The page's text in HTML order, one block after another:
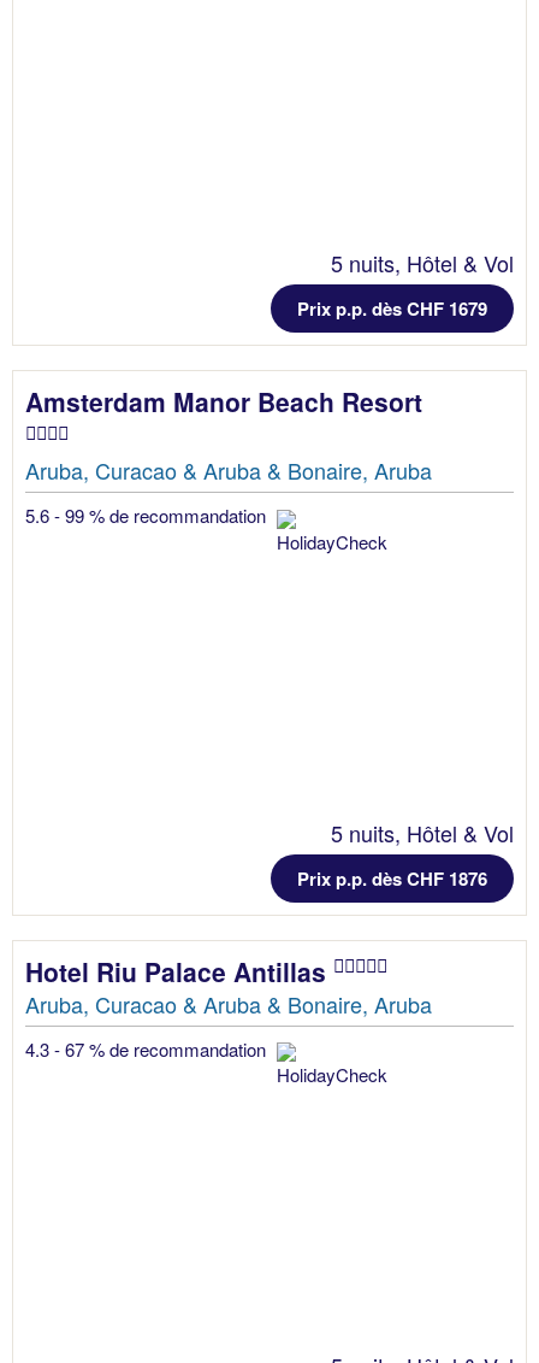
5 nuits, Hôtel & Vol
Prix p.p. dès CHF 1679
Amsterdam Manor Beach Resort
Aruba, Curacao & Aruba & Bonaire, Aruba
5.6 - 99 % de recommandation
5 nuits, Hôtel & Vol
Prix p.p. dès CHF 1876
Hotel Riu Palace Antillas
Aruba, Curacao & Aruba & Bonaire, Aruba
4.3 - 67 % de recommandation